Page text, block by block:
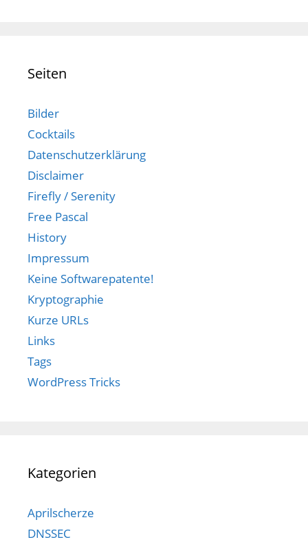
Seiten
Bilder
Cocktails
Datenschutzerklärung
Disclaimer
Firefly / Serenity
Free Pascal
History
Impressum
Keine Softwarepatente!
Kryptographie
Kurze URLs
Links
Tags
WordPress Tricks
Kategorien
Aprilscherze
DNSSEC